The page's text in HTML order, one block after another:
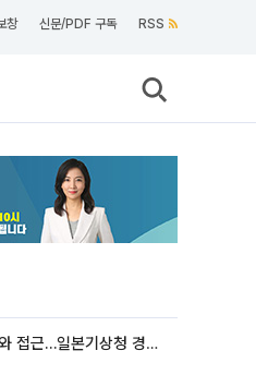
창 신문/PDF 구독 RSS
태풍 '돌핀' 오키나와 접근…일본기상청 경로 업데이트